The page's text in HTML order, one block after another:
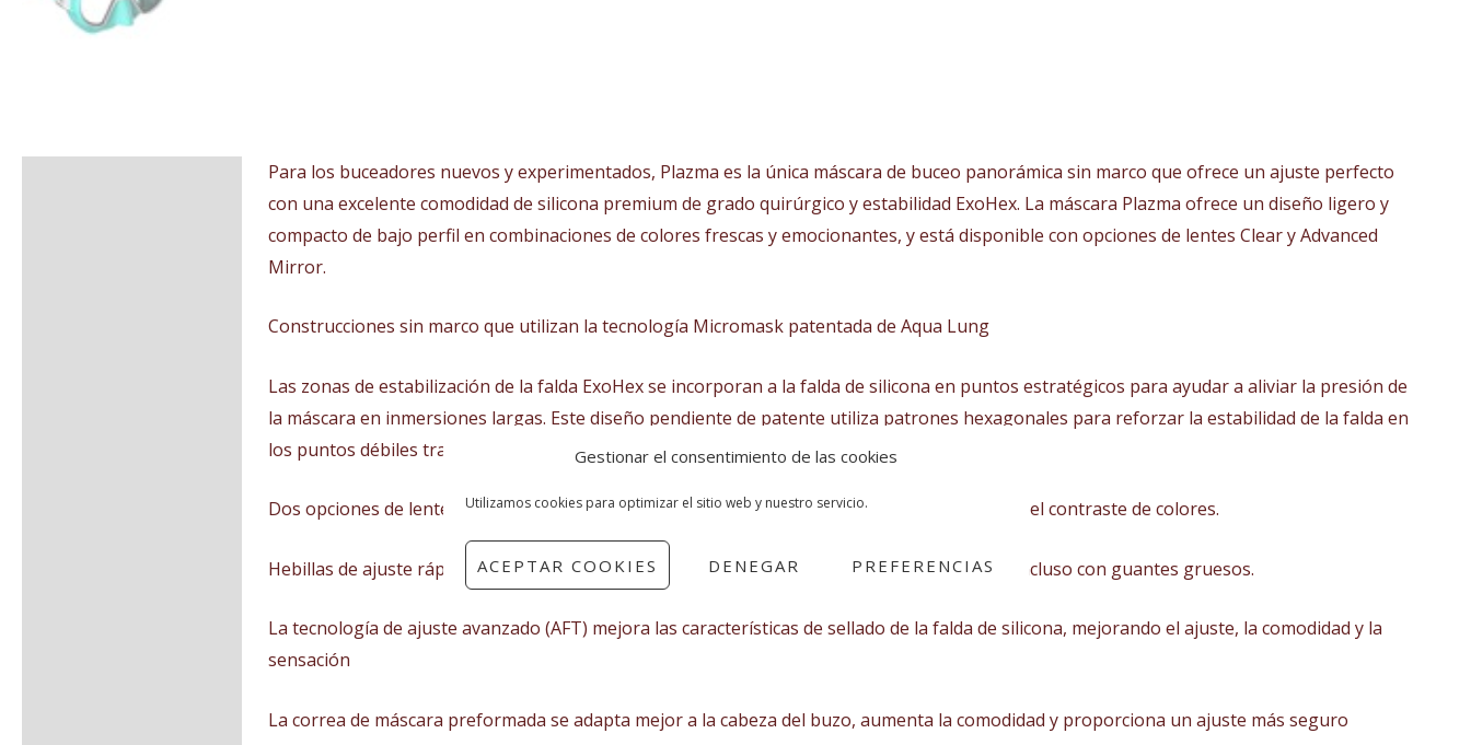
Gestionar el consentimiento de las cookies
Utilizamos cookies para optimizar el sitio web y nuestro servicio.
ACEPTAR COOKIES DENEGAR PREFERENCIAS
Para los buceadores nuevos y experimentados, Plazma es la única máscara de buceo panorámica sin marco que ofrece un ajuste perfecto
con una excelente comodidad de silicona premium de grado quirúrgico y estabilidad ExoHex. La máscara Plazma ofrece un diseño ligero y
compacto de bajo perfil en combinaciones de colores frescas y emocionantes, y está disponible con opciones de lentes Clear y Advanced
Mirror.
Construcciones sin marco que utilizan la tecnología Micromask patentada de Aqua Lung
Las zonas de estabilización de la falda ExoHex se incorporan a la falda de silicona en puntos estratégicos para ayudar a aliviar la presión de
la máscara en inmersiones largas. Este diseño pendiente de patente utiliza patrones hexagonales para reforzar la estabilidad de la falda en
los puntos débiles tradicionales.
Dos opciones de lentes: Clear y Advanced Mirror, que reduce los deslumbramientos y mejora el contraste de colores.
Hebillas de ajuste rápido. El botón de un toque permite un fácil ajuste para el mejor ajuste, incluso con guantes gruesos.
La tecnología de ajuste avanzado (AFT) mejora las características de sellado de la falda de silicona, mejorando el ajuste, la comodidad y la
sensación
La correa de máscara preformada se adapta mejor a la cabeza del buzo, aumenta la comodidad y proporciona un ajuste más seguro